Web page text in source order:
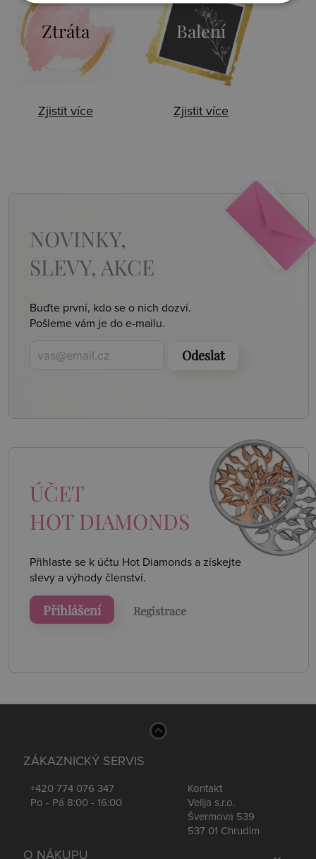
Ztráta
Zjistit více
Balení
Zjistit více
NOVINKY,
SLEVY, AKCE
Buďte první, kdo se o nich dozví.
Pošleme vám je do e-mailu.
Odeslat
ÚČET
HOT DIAMONDS
Přihlaste se k účtu Hot Diamonds a získejte
slevy a výhody členství.
Přihlášení Registrace
ZÁKAZNICKÝ SERVIS
+420 774 076 347
Po - Pá 8:00 - 16:00
Kontakt
Velija s.r.o.
Švermova 539
537 01 Chrudim
O NÁKUPU